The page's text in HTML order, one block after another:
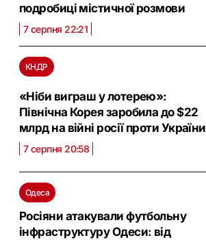
подробиці містичної розмови
7 серпня 22:21
КНДР
«Ніби виграш у лотерею»:
Північна Корея заробила до $22
млрд на війні росії проти України
7 серпня 20:58
Одеса
Росіяни атакували футбольну
інфраструктуру Одеси: від